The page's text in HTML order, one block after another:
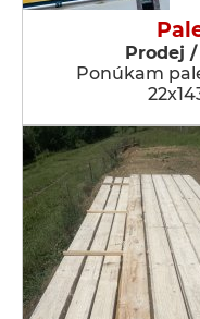
Prodej
Ponúkam